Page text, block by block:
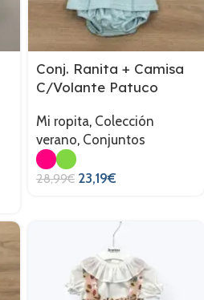
Conj. Ranita + Camisa
C/Volante Patuco
Mi ropita, Colección
verano, Conjuntos
28,99€ 23,19€